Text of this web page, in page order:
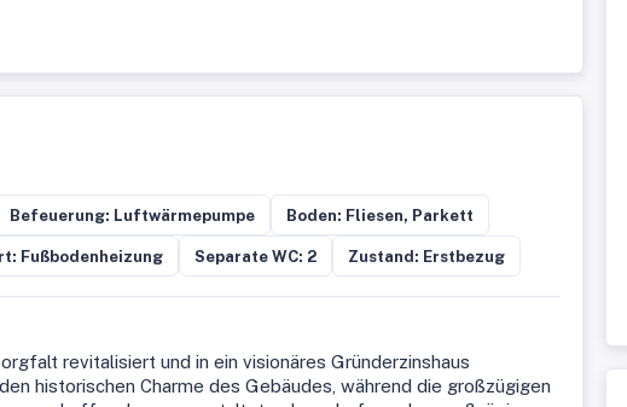
Befeuerung: Luftwärmepumpe Boden: Fliesen, Parkett
Fußbodenheizung Separate WC: 2 Zustand: Erstbezug
revitalisiert und in ein visionäres Gründerzinshaus
historischen Charme des Gebäudes, während die großzügigen